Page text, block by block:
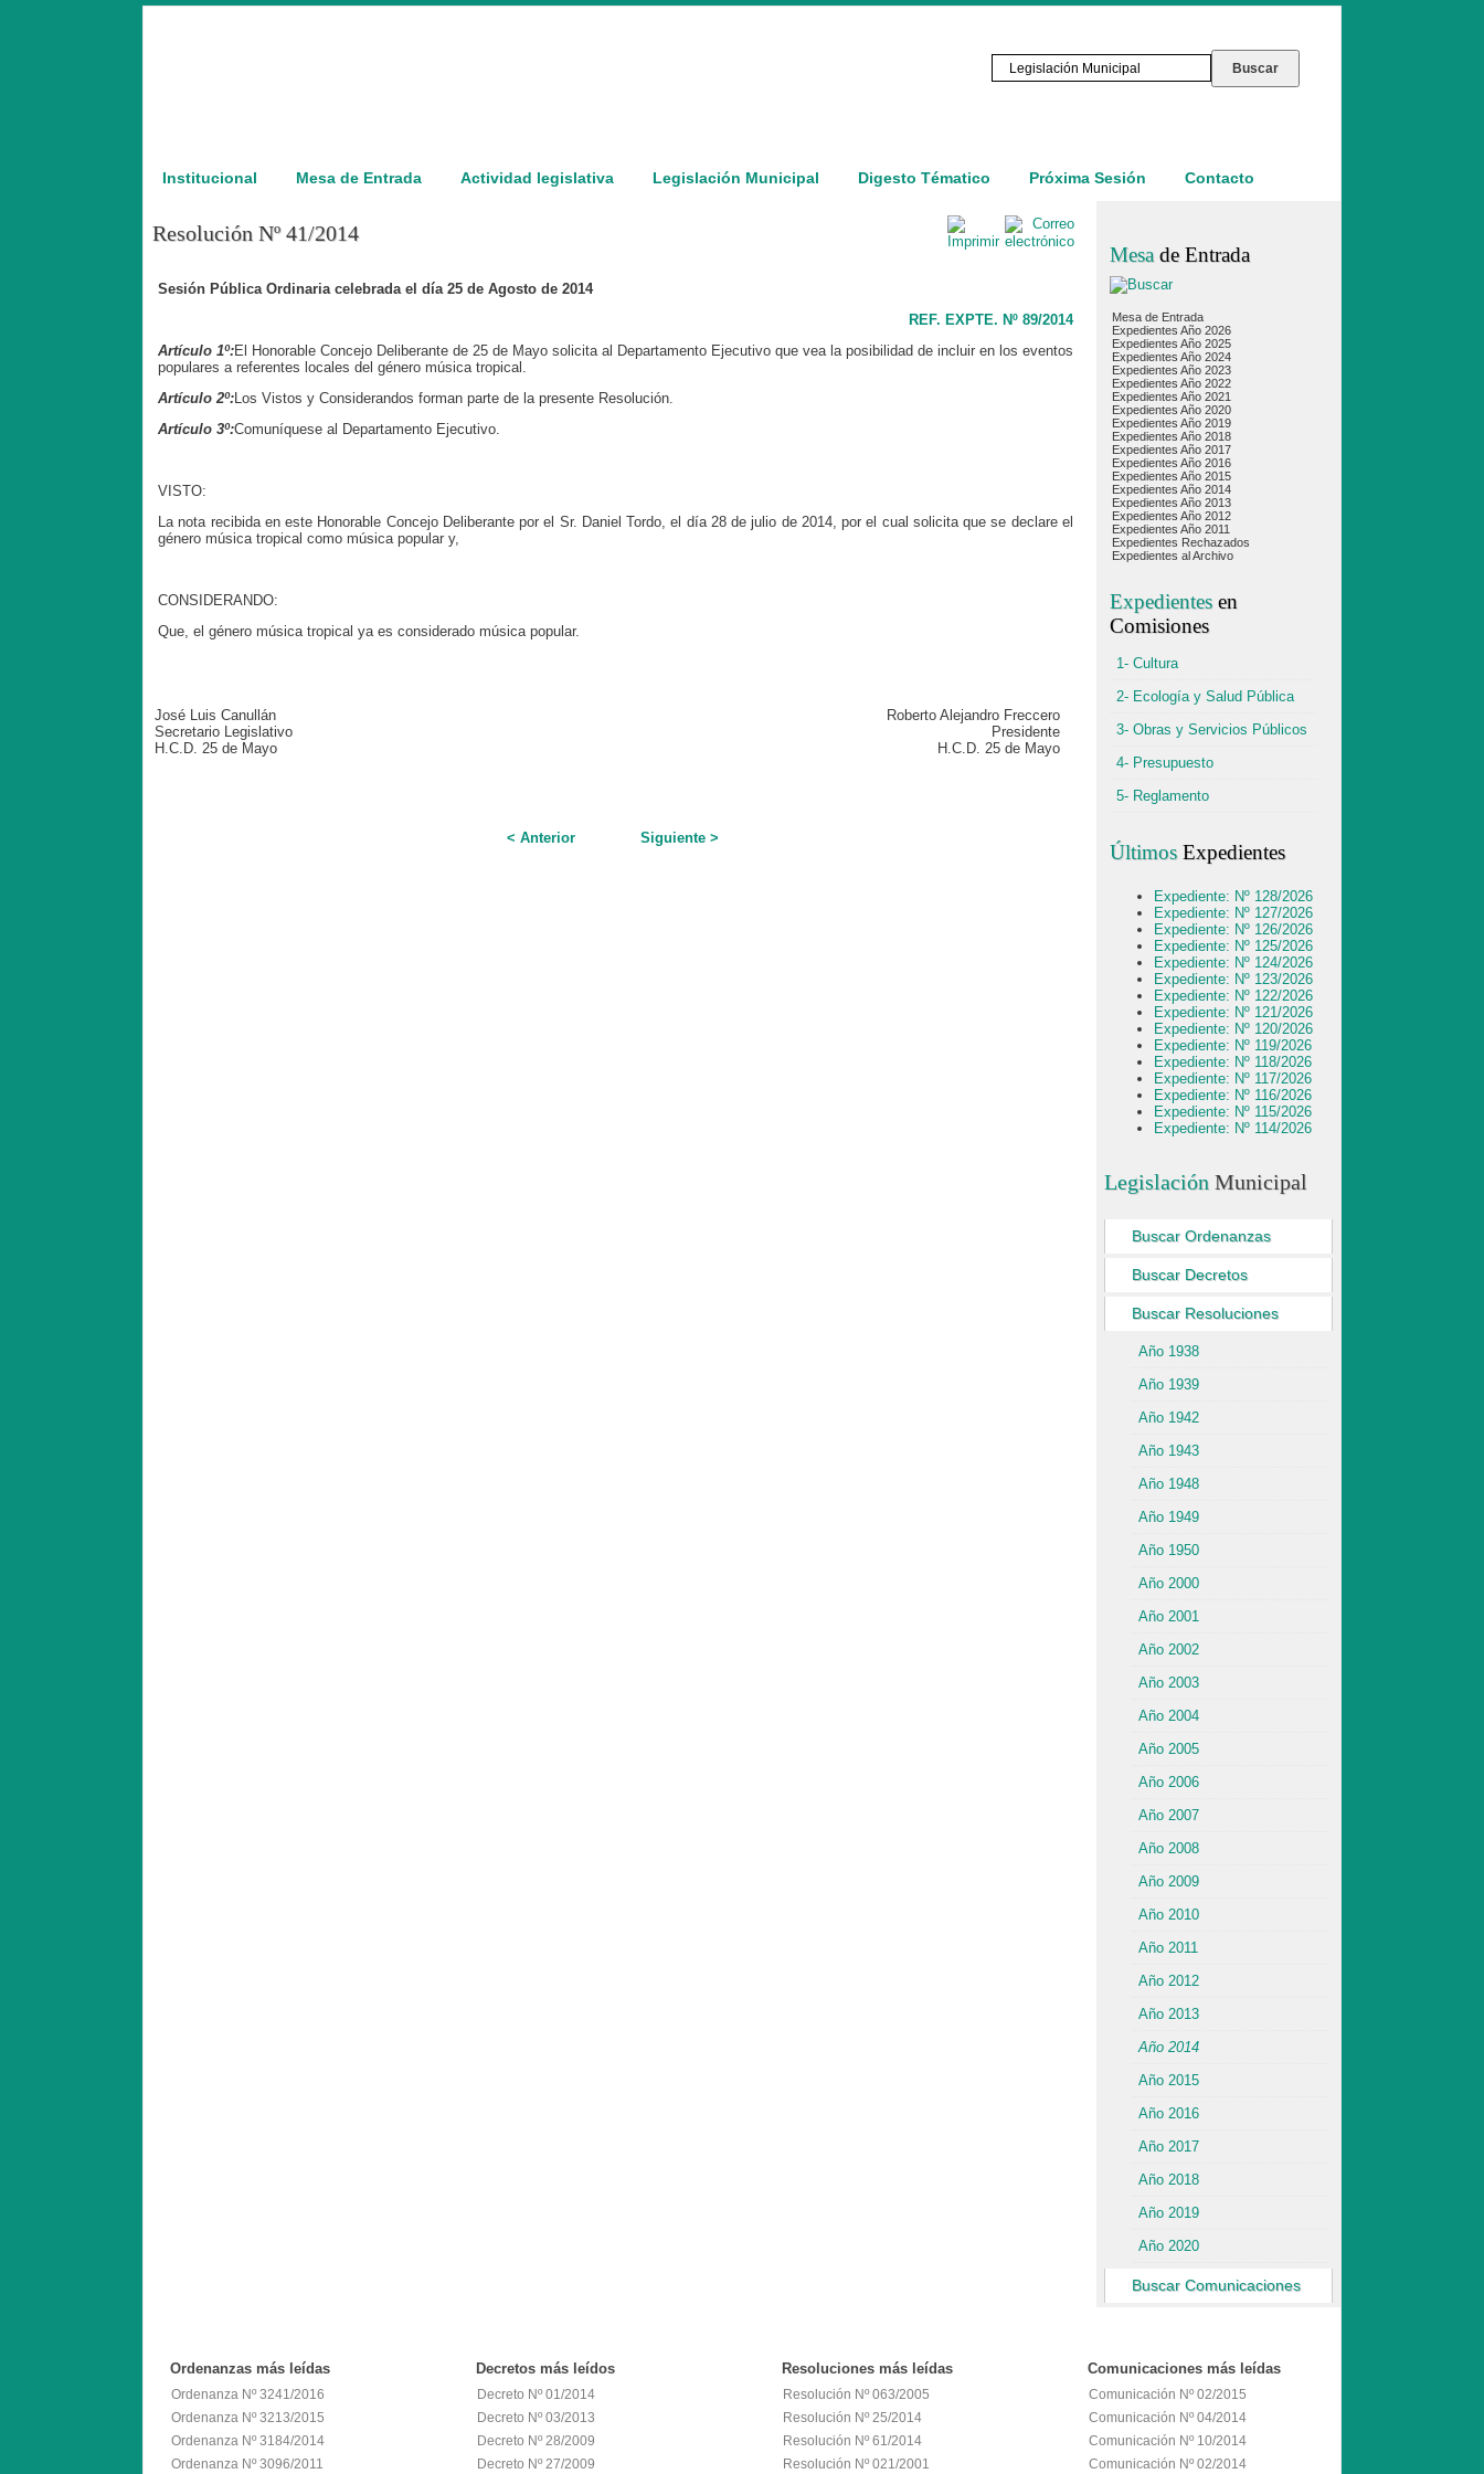
Institucional Mesa de Entrada Actividad legislativa Legislación Municipal Digesto Tématico Próxima Sesión Contacto
Resolución Nº 41/2014
Sesión Pública Ordinaria celebrada el día 25 de Agosto de 2014
REF. EXPTE. Nº 89/2014
Artículo 1º:El Honorable Concejo Deliberante de 25 de Mayo solicita al Departamento Ejecutivo que vea la posibilidad de incluir en los eventos
populares a referentes locales del género música tropical.
Artículo 2º:Los Vistos y Considerandos forman parte de la presente Resolución.
Artículo 3º:Comuníquese al Departamento Ejecutivo.
VISTO:
La nota recibida en este Honorable Concejo Deliberante por el Sr. Daniel Tordo, el día 28 de julio de 2014, por el cual solicita que se declare el
género música tropical como música popular y,
CONSIDERANDO:
Que, el género música tropical ya es considerado música popular.
José Luis Canullán
Secretario Legislativo
H.C.D. 25 de Mayo
Roberto Alejandro Freccero
Presidente
H.C.D. 25 de Mayo
< Anterior Siguiente >
Mesa de Entrada
Mesa de Entrada
Expedientes Año 2026
Expedientes Año 2025
Expedientes Año 2024
Expedientes Año 2023
Expedientes Año 2022
Expedientes Año 2021
Expedientes Año 2020
Expedientes Año 2019
Expedientes Año 2018
Expedientes Año 2017
Expedientes Año 2016
Expedientes Año 2015
Expedientes Año 2014
Expedientes Año 2013
Expedientes Año 2012
Expedientes Año 2011
Expedientes Rechazados
Expedientes al Archivo
Expedientesen
Comisiones
1- Cultura
2- Ecología y Salud Pública
3- Obras y Servicios Públicos
4- Presupuesto
5- Reglamento
ÚltimosExpedientes
Expediente: Nº 128/2026
Expediente: Nº 127/2026
Expediente: Nº 126/2026
Expediente: Nº 125/2026
Expediente: Nº 124/2026
Expediente: Nº 123/2026
Expediente: Nº 122/2026
Expediente: Nº 121/2026
Expediente: Nº 120/2026
Expediente: Nº 119/2026
Expediente: Nº 118/2026
Expediente: Nº 117/2026
Expediente: Nº 116/2026
Expediente: Nº 115/2026
Expediente: Nº 114/2026
Legislación Municipal
Buscar Ordenanzas
Buscar Decretos
Buscar Resoluciones
Año 1938
Año 1939
Año 1942
Año 1943
Año 1948
Año 1949
Año 1950
Año 2000
Año 2001
Año 2002
Año 2003
Año 2004
Año 2005
Año 2006
Año 2007
Año 2008
Año 2009
Año 2010
Año 2011
Año 2012
Año 2013
Año 2014
Año 2015
Año 2016
Año 2017
Año 2018
Año 2019
Año 2020
Buscar Comunicaciones
Ordenanzas más leídas
Ordenanza Nº 3241/2016
Ordenanza Nº 3213/2015
Ordenanza Nº 3184/2014
Ordenanza Nº 3096/2011
Decretos más leídos
Decreto Nº 01/2014
Decreto Nº 03/2013
Decreto Nº 28/2009
Decreto Nº 27/2009
Resoluciones más leídas
Resolución Nº 063/2005
Resolución Nº 25/2014
Resolución Nº 61/2014
Resolución Nº 021/2001
Comunicaciones más leídas
Comunicación Nº 02/2015
Comunicación Nº 04/2014
Comunicación Nº 10/2014
Comunicación Nº 02/2014